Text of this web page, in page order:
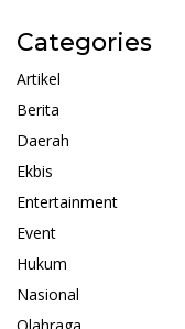
Categories
Artikel
Berita
Daerah
Ekbis
Entertainment
Event
Hukum
Nasional